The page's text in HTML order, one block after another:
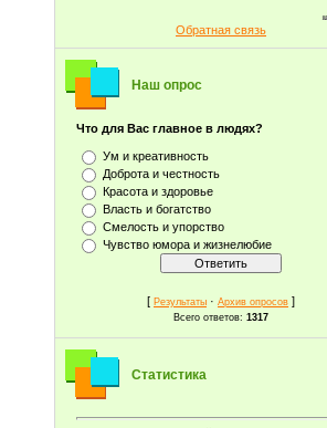
Обратная связь
Наш опрос
Что для Вас главное в людях?
Ум и креативность
Доброта и честность
Красота и здоровье
Власть и богатство
Смелость и упорство
Чувство юмора и жизнелюбие
[ Результаты · Архив опросов ]
Всего ответов: 1317
Статистика